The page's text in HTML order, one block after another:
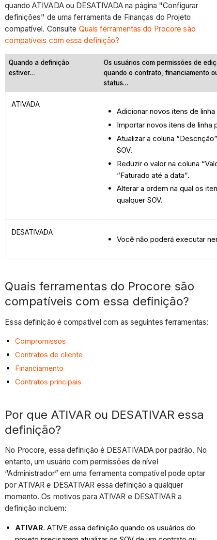
quando ATIVADA ou DESATIVADA na página "Configurar
definições" de uma ferramenta de Finanças do Projeto
compatível. Consulte Quais ferramentas do Procore são
compatíveis com essa definição?
Quando a definição
estiver…
Os usuários com permissões de
quando o contrato, financiamento
status…
ATIVADA
Adicionar novos itens de linha
Importar novos itens de linha
Atualizar a coluna
SOV.
Reduzir o valor na coluna
“Faturado até a data”.
Alterar a ordem na qual os
qualquer SOV.
DESATIVADA
Você não poderá executar
Quais ferramentas do Procore são
compatíveis com essa definição?
Essa definição é compatível com as seguintes ferramentas:
Compromissos
Contratos de cliente
Financiamento
Contratos principais
Por que ATIVAR ou DESATIVAR essa
definição?
No Procore, essa definição é DESATIVADA por padrão. No
entanto, um usuário com permissões de nível
“Administrador” em uma ferramenta compatível pode optar
por ATIVAR e DESATIVAR essa definição a qualquer
momento. Os motivos para ATIVAR e DESATIVAR a
definição incluem:
ATIVAR. ATIVE essa definição quando os usuários do